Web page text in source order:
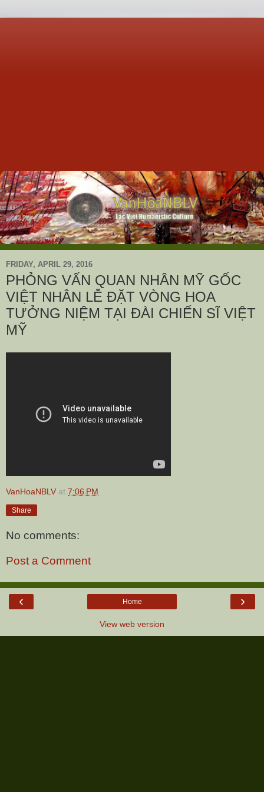
FRIDAY, APRIL 29, 2016
PHỎNG VẤN QUAN NHÂN MỸ GỐC
VIỆT NHÂN LỄ ĐẶT VÒNG HOA
TƯỞNG NIỆM TẠI ĐÀI CHIẾN SĨ VIỆT
MỸ
VanHoaNBLV at 7:06 PM
Share
No comments:
Post a Comment
‹ ›
Home
View web version